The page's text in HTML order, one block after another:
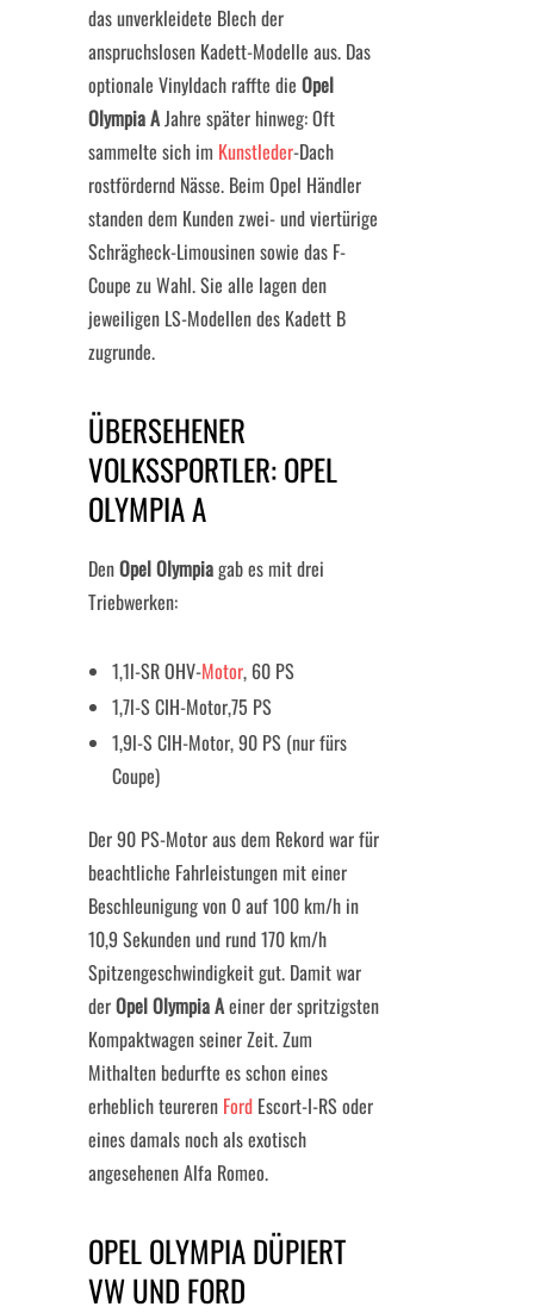
das unverkleidete Blech der
anspruchslosen Kadett-Modelle aus. Das
optionale Vinyldach raffte die Opel
Olympia AJahre später hinweg: Oft
sammelte sich im Kunstleder-Dach
rostfördernd Nässe. Beim Opel Händler
standen dem Kunden zwei- und viertürige
Schrägheck-Limousinen sowie das F-
Coupe zu Wahl. Sie alle lagen den
jeweiligen LS-Modellen des Kadett B
zugrunde.
ÜBERSEHENER
VOLKSSPORTLER: OPEL
OLYMPIA A
DenOpel Olympiagab es mit drei
Triebwerken:
1,1l-SR OHV-Motor, 60 PS
1,7l-S CIH-Motor,75 PS
1,9l-S CIH-Motor, 90 PS (nur fürs
Coupe)
Der 90 PS-Motor aus dem Rekord war für
beachtliche Fahrleistungen mit einer
Beschleunigung von 0 auf 100 km/h in
10,9 Sekunden und rund 170 km/h
Spitzengeschwindigkeit gut. Damit war
derOpel Olympia Aeiner der spritzigsten
Kompaktwagen seiner Zeit. Zum
Mithalten bedurfte es schon eines
erheblich teureren Ford Escort-I-RS oder
eines damals noch als exotisch
angesehenen Alfa Romeo.
OPEL OLYMPIA DÜPIERT
VW UND FORD